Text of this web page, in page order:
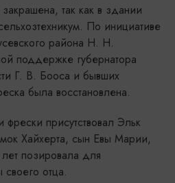
так как в здании
По инициативе
района Н. Н.
поддержке губернатора
Г. В. Бооса и бывших
была восстановлена.
присутствовал Эльк
Хайхерта, сын Евы Марии,
лет позировала для
своего отца.